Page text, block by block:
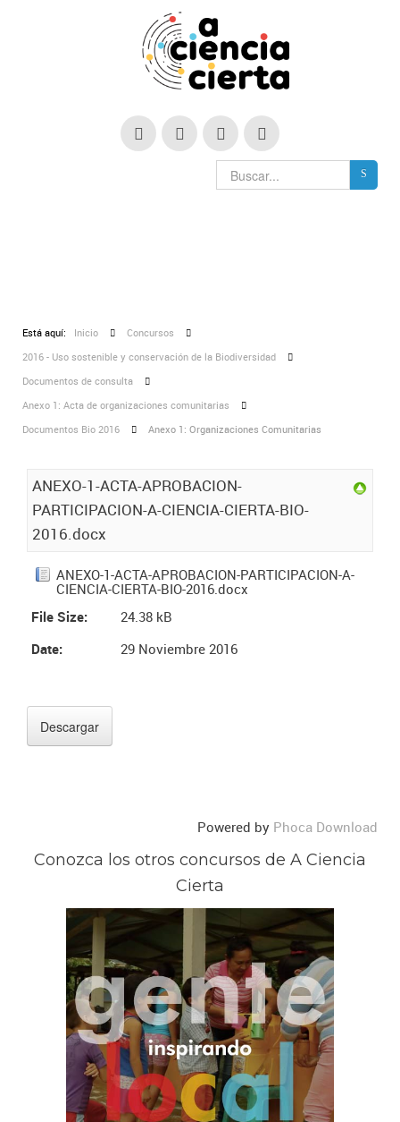
Está aquí: Inicio
Concursos
2016 - Uso sostenible y conservación de la Biodiversidad
Documentos de consulta
Anexo 1: Acta de organizaciones comunitarias
Documentos Bio 2016
Anexo 1: Organizaciones Comunitarias
ANEXO-1-ACTA-APROBACION-
PARTICIPACION-A-CIENCIA-CIERTA-BIO-
2016.docx
ANEXO-1-ACTA-APROBACION-PARTICIPACION-A-
CIENCIA-CIERTA-BIO-2016.docx
File Size:
24.38 kB
Date:
29 Noviembre 2016
Powered by Phoca Download
Conozca los otros concursos de A Ciencia
Cierta